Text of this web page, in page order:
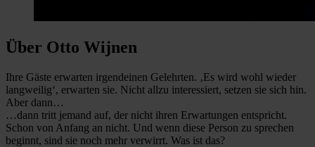
Über Otto Wijnen
Ihre Gäste erwarten irgendeinen Gelehrten. ‚Es wird wohl wieder
langweilig‘, erwarten sie. Nicht allzu interessiert, setzen sie sich hin.
Aber dann…
…dann tritt jemand auf, der nicht ihren Erwartungen entspricht.
Schon von Anfang an nicht. Und wenn diese Person zu sprechen
beginnt, sind sie noch mehr verwirrt. Was ist das?